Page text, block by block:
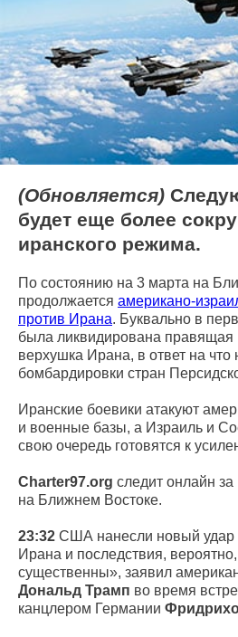
(Обновляется)
будет еще более
иранского режима.
По состоянию на 3 марта на
продолжается американо-
против Ирана. Буквально в
была ликвидирована правящая
верхушка Ирана, в ответ на что
бомбардировки стран
Иранские боевики атакуют
и военные базы, а Израиль и
свою очередь готовятся к
Charter97.org следит онлайн
на Ближнем Востоке.
23:32 США нанесли новый удар
Ирана и последствия,
существенны», заявил
Дональд Трамп во время
канцлером Германии